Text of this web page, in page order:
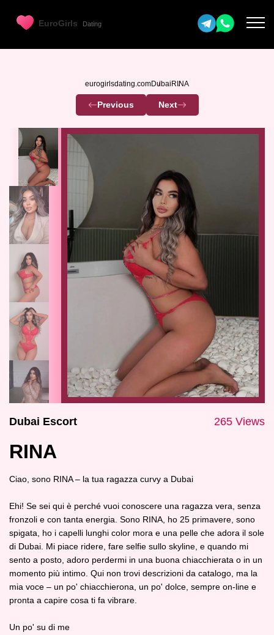
eurogirlsdating.comDubai RINA
Previous Next
Dubai Escort 265 Views
RINA
Ciao, sono RINA – la tua ragazza curvy a Dubai
Ehi! Se sei qui è perché vuoi conoscere una ragazza vera, senza
fronzoli e con tanta energia. Sono RINA, ho 25 primavere, sono
spigata, ho i capelli lunghi color mora e una pelle che adora il sole
di Dubai. Mi piace ridere, fare selfie sullo skyline, e quando mi
sento a posto, adoro perdermi in una buona chiacchierata o in un
momento più intimo. Qui non trovi descrizioni da catalogo, ma la
mia voce – un po' chiacchierona, un po' dolce, sempre on‑line e
pronta a capire cosa ti fa vibrare.
Un po' su di me